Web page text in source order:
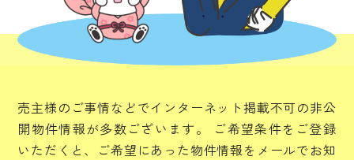
売主様のご事情などでインターネット掲載不可の非公
開物件情報が多数ございます。
ご希望条件をご登録
いただくと、ご希望にあった物件情報をメールでお知